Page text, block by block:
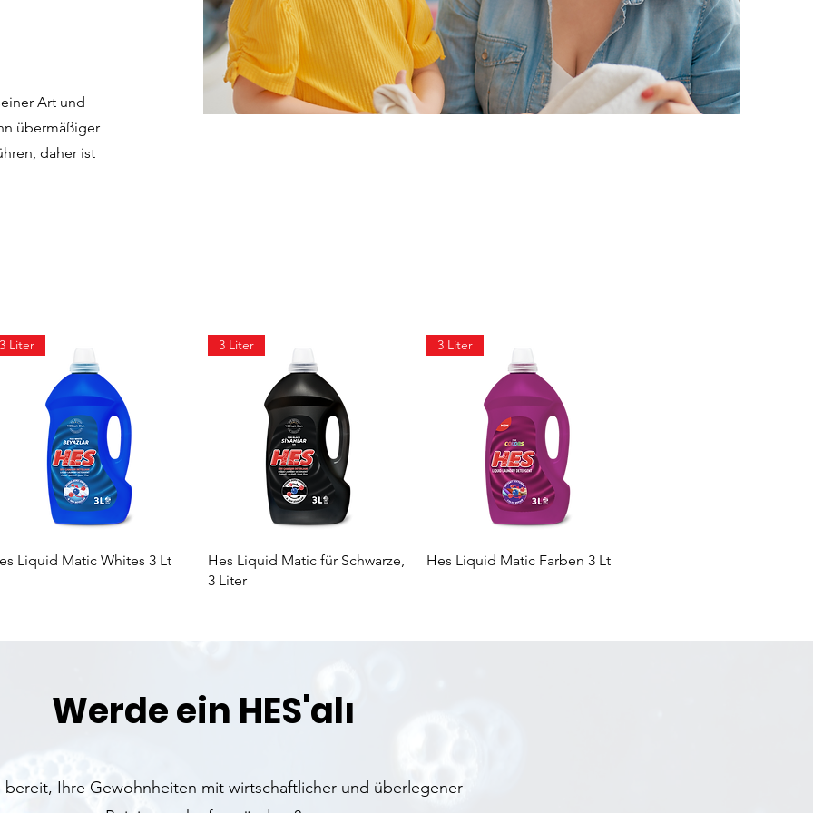
Art und
übermäßiger
daher ist
Schnellansicht
Liter
Liquid Matic Whites 3 Lt Schnellansicht
3 Liter
Hes Liquid Matic für Schwarze,
3 Liter
Schnellansicht
3 Liter
Hes Liquid Matic Farben 3 Lt
Werde ein HES'alı
bereit, Ihre Gewohnheiten mit wirtschaftlicher und überlegener